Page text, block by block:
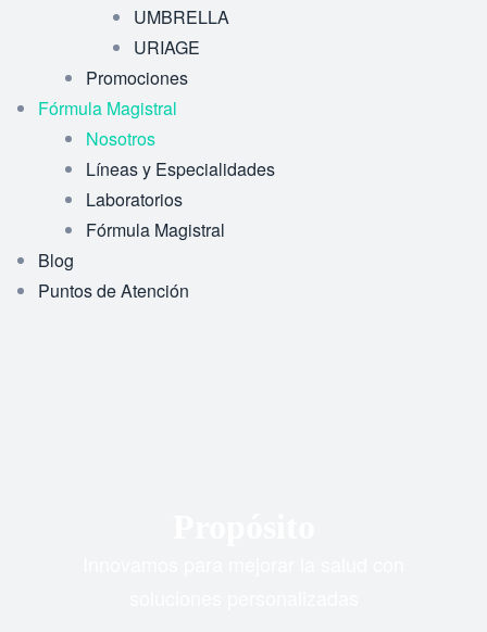
UMBRELLA
URIAGE
Promociones
Fórmula Magistral
Nosotros
Líneas y Especialidades
Laboratorios
Fórmula Magistral
Blog
Puntos de Atención